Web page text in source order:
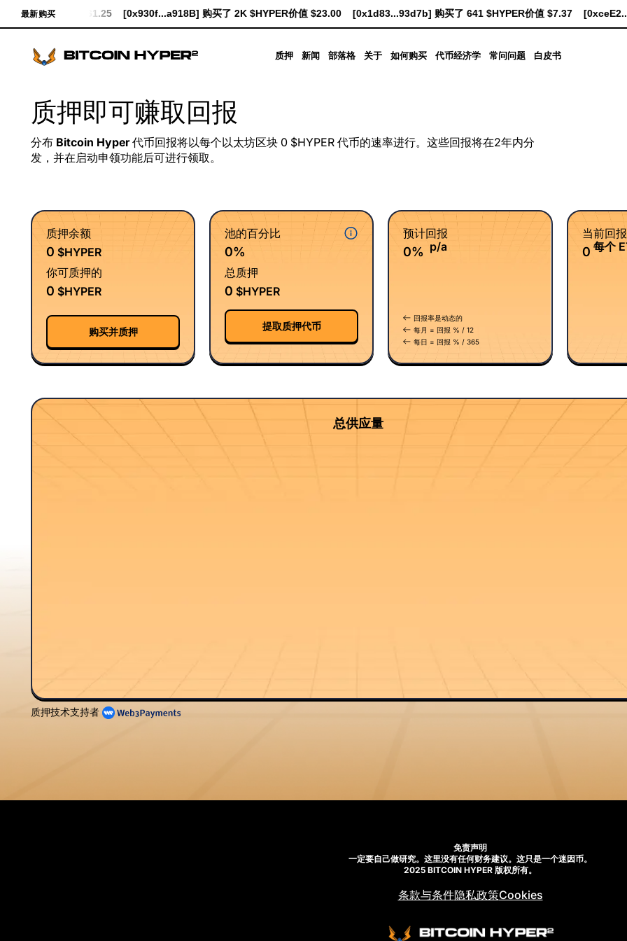
最新购买
价值 $61.25 [0x930f...a918B] 购买了 2K $HYPER价值 $23.00 [0x1d83...93d7b] 购买了 641 $HYPER价值 $7.37
质押 新闻 部落格 关于 如何购买 代币经济学 常问问题 白皮书
质押即可赚取回报
分布 Bitcoin Hyper代币回报将以每个以太坊区块 0 $HYPER 代币的速率进行。这些回报将在2年内分
发，并在启动申领功能后可进行领取。
质押余额
0 $HYPER
你可质押的
0 $HYPER
购买并质押
池的百分比
0%
总质押
0$HYPER
提取质押代币
预计回报
0% p/a
回报率是动态的
每月 = 回报 % / 12
每日 = 回报 % / 365
当前回报
0 每个
总供应量
质押技术支持者
免责声明
一定要自己做研究。这里没有任何财务建议。这只是一个迷因币。
2025 BITCOIN HYPER 版权所有。
条款与条件隐私政策Cookies